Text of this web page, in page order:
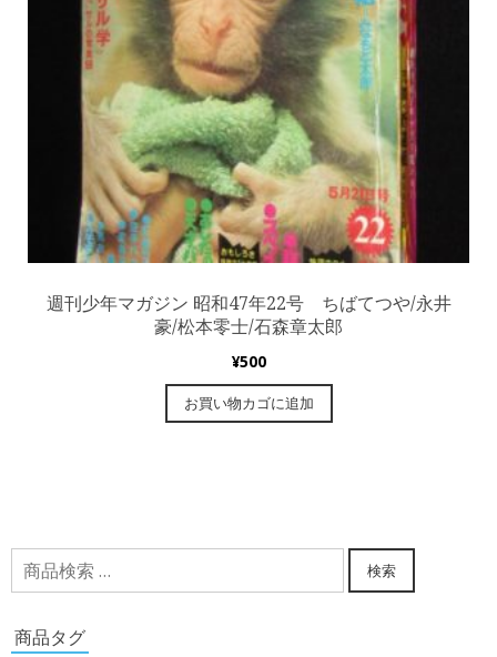
週刊少年マガジン 昭和47年22号 ちばてつや/永井
豪/松本零士/石森章太郎
¥500
お買い物カゴに追加
検
索
象:
検索
商品タグ